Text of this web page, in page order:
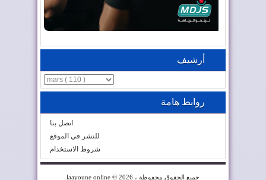
أرشيف
روابط هامة
اتصل بنا
للنشر في الموقع
شروط الاستخدام
laayoune online © 2026 ، جميع الحقوق محفوظة